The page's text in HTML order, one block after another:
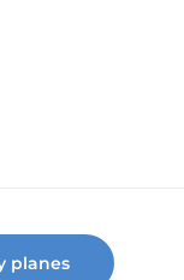
planes